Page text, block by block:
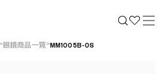
眼鏡商品一覽 MM1005B-0S